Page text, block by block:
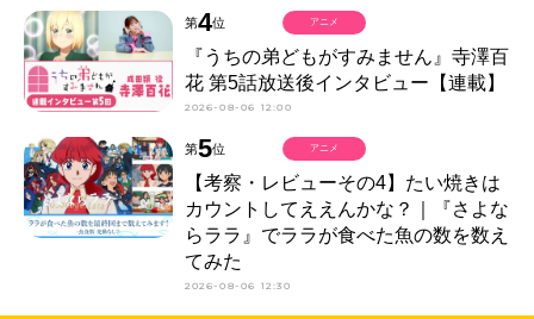
第4位
『うちの弟どもがすみません』寺澤百
花 第5話放送後インタビュー【連載】
2026-08-06 12:00
アニメ
第5位
【考察・レビューその4】たい焼きは
カウントしてええんかな？｜『さよな
らララ』でララが食べた魚の数を数え
てみた
2026-08-06 12:30
アニメ